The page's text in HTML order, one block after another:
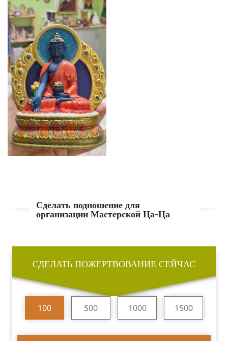
Сделать подношение для
организации Мастерской Ца-Ца
СДЕЛАТЬ ПОЖЕРТВОВАНИЕ СЕЙЧАС
100 500 1000 1500